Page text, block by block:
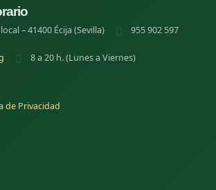
– 41400 Écija (Sevilla) 955 902 597
8 a 20 h. (Lunes a Viernes)
de Privacidad